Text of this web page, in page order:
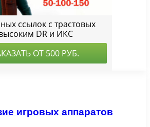
игровых аппаратов